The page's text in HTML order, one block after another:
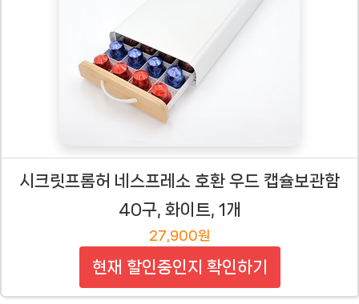
시크릿프롬허 네스프레소 호환 우드 캡슐보관함
40구, 화이트, 1개
27,900원
현재 할인중인지 확인하기